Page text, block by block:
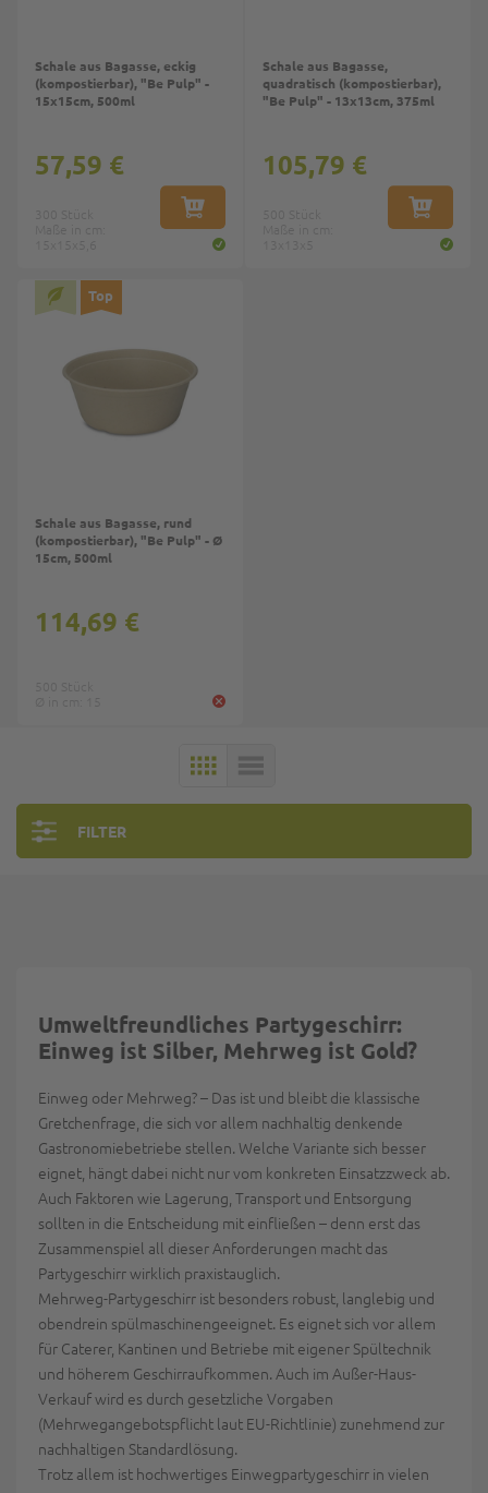
Schale aus Bagasse, eckig
(kompostierbar), "Be Pulp" -
15x15cm, 500ml
IN DEN WARENKORB
57,59 €
Schale aus Bagasse,
quadratisch (kompostierbar),
"Be Pulp" - 13x13cm, 375ml
IN DEN
105,79 €
Top
Schale aus Bagasse, rund
(kompostierbar), "Be Pulp" - Ø
15cm, 500ml
114,69 €
KACHELN
FILTER
Umweltfreundliches Partygeschirr:
Einweg ist Silber, Mehrweg ist Gold?
Einweg oder Mehrweg?– Das ist und bleibt die klassische
Gretchenfrage, die sich vor allem nachhaltig denkende
Gastronomiebetriebe stellen. Welche Variante sich besser
eignet, hängt dabei nicht nur vom konkreten Einsatzzweck ab.
Auch Faktoren wie Lagerung, Transport und Entsorgung
sollten in die Entscheidung mit einfließen – denn erst das
Zusammenspiel all dieser Anforderungen macht das
Partygeschirr wirklich praxistauglich.
Mehrweg-Partygeschirr ist besonders robust, langlebig und
obendrein spülmaschinengeeignet. Es eignet sich vor allem
für Caterer, Kantinen und Betriebe mit eigener Spültechnik
und höherem Geschirraufkommen. Auch im Außer-Haus-
Verkauf wird es durch gesetzliche Vorgaben
(Mehrwegangebotspflicht laut EU-Richtlinie) zunehmend zur
nachhaltigen Standardlösung.
Trotz allem ist hochwertiges Einwegpartygeschirr in vielen